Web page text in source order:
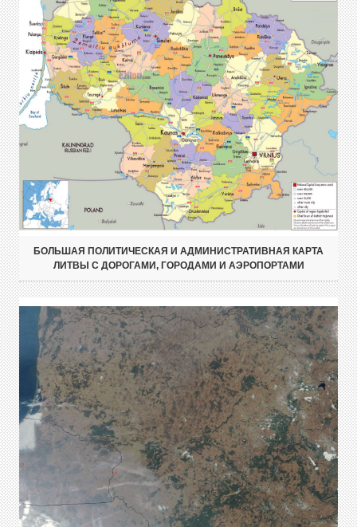
БОЛЬШАЯ ПОЛИТИЧЕСКАЯ И АДМИНИСТРАТИВНАЯ КАРТА
ЛИТВЫ С ДОРОГАМИ, ГОРОДАМИ И АЭРОПОРТАМИ